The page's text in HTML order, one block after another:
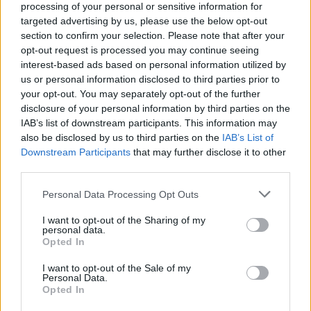
processing of your personal or sensitive information for
targeted advertising by us, please use the below opt-out
section to confirm your selection. Please note that after your
opt-out request is processed you may continue seeing
interest-based ads based on personal information utilized by
us or personal information disclosed to third parties prior to
your opt-out. You may separately opt-out of the further
disclosure of your personal information by third parties on the
IAB’s list of downstream participants. This information may
also be disclosed by us to third parties on the IAB’s List of
Downstream Participants that may further disclose it to other
Please note that this website/app uses one or more Google
not limited to your visit or usage behaviour. You may click to
grant or deny consent to Google and its third-party tags to
use your data for below specified purposes in below Google
consent section.
Personal Data Processing Opt Outs
I want to opt-out of the Sharing of my
personal data.
Opted In
I want to opt-out of the Sale of my
Personal Data.
Opted In
Στιγμιότυπο από την πρώτη ημέρα εργασιών του 16ου Τακτικού
Συνεδρίου της Νέας Δημοκρατίας, στο Metropolitan Expo
(Πηγή φωτογραφίας: ΓΙΩΡΓΟΣ ΚΟΝΤΑΡΙΝΗΣ / EUROKINISSI)
Συνεχίζοντας τον πολιτικό και κυβερνητικό